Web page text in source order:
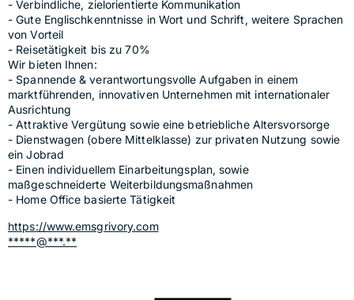
- Verbindliche, zielorientierte Kommunikation
- Gute Englischkenntnisse in Wort und Schrift, weitere Sprachen
von Vorteil
- Reisetätigkeit bis zu 70%
Wir bieten Ihnen:
- Spannende & verantwortungsvolle Aufgaben in einem
marktführenden, innovativen Unternehmen mit internationaler
Ausrichtung
- Attraktive Vergütung sowie eine betriebliche Altersvorsorge
- Dienstwagen (obere Mittelklasse) zur privaten Nutzung sowie
ein Jobrad
- Einen individuellem Einarbeitungsplan, sowie
maßgeschneiderte Weiterbildungsmaßnahmen
- Home Office basierte Tätigkeit
https://www.emsgrivory.com
*****@***.**